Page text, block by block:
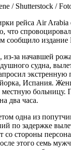
/ Shutterstock /
рейса Air
что
сообщило
за начавшей
судна,
экстренную
Испания.
больницу.
два часа.
одна из
по задержке
со стороны
этого семь